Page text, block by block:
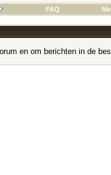
FAQ
en om berichten in de